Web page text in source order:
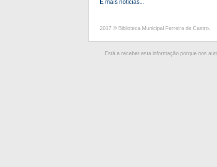
E mais notícias...
2017 © Biblioteca Municipal Ferreira de Castro.
Está a receber esta informação porque nos